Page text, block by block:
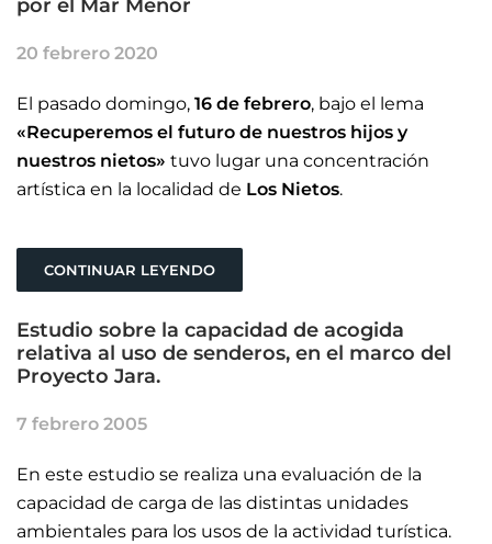
por el Mar Menor
20 febrero 2020
El pasado domingo, 16 de febrero, bajo el lema
«Recuperemos el futuro de nuestros hijos y
nuestros nietos» tuvo lugar una concentración
artística en la localidad de Los Nietos.
CONTINUAR LEYENDO
Estudio sobre la capacidad de acogida
relativa al uso de senderos, en el marco del
Proyecto Jara.
7 febrero 2005
En este estudio se realiza una evaluación de la
capacidad de carga de las distintas unidades
ambientales para los usos de la actividad turística.